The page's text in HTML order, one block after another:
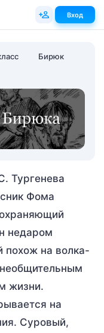
Бирюк
Тургенева
Фома
недаром
похож на волка-
жизни.
на
Суровый,
Вход